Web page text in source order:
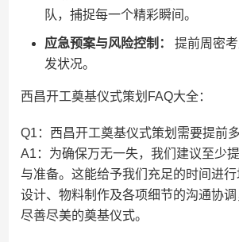
队，捕捉每一个精彩瞬间。
应急预案与风险控制：
提前周密
发状况。
西昌开工奠基仪式策划FAQ大全：
Q1：西昌开工奠基仪式策划需要提前多
A1：为确保万无一失，我们建议至少
与准备。这能给予我们充足的时间进
设计、物料制作及各项细节的沟通协
尽善尽美的奠基仪式。